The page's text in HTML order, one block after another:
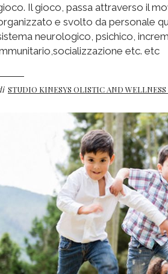
Il gioco, passa attraverso il
e svolto da personale
neurologico, psichico,
etc. etc
STUDIO KINESYS OLISTIC AND WELLNESS